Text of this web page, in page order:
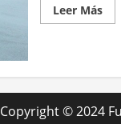
Leer MásLeer
más
Copyright © 2024